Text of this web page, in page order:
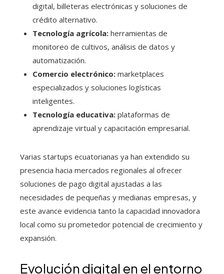
digital, billeteras electrónicas y soluciones de
crédito alternativo.
Tecnología agrícola: herramientas de
monitoreo de cultivos, análisis de datos y
automatización.
Comercio electrónico: marketplaces
especializados y soluciones logísticas
inteligentes.
Tecnología educativa: plataformas de
aprendizaje virtual y capacitación empresarial.
Varias startups ecuatorianas ya han extendido su
presencia hacia mercados regionales al ofrecer
soluciones de pago digital ajustadas a las
necesidades de pequeñas y medianas empresas, y
este avance evidencia tanto la capacidad innovadora
local como su prometedor potencial de crecimiento y
expansión.
Evolución digital en el entorno